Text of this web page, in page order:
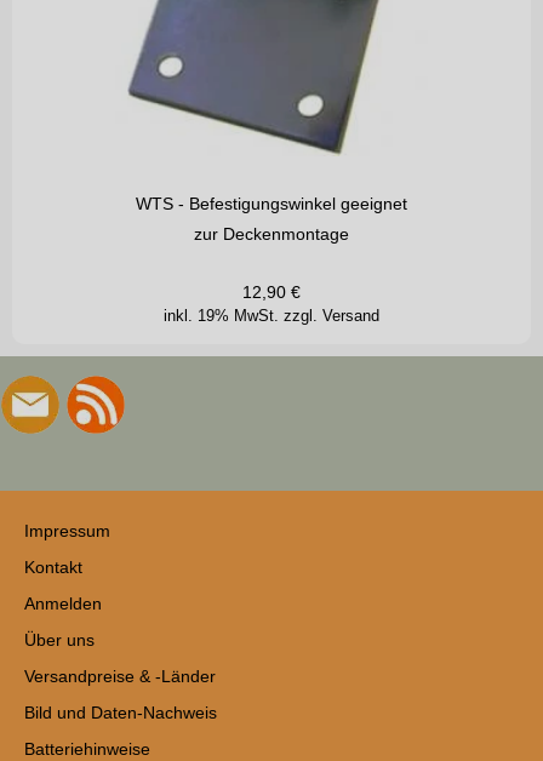
WTS - Befestigungswinkel geeignet
zur Deckenmontage
inkl. 19% MwSt. zzgl. Versand
12,90 €
Impressum
Kontakt
Anmelden
Über uns
Versandpreise & -Länder
Bild und Daten-Nachweis
Batteriehinweise